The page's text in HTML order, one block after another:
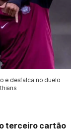
e desfalca no duelo
terceiro cartão